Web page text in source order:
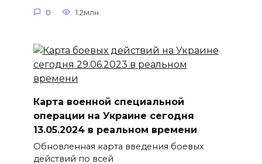
0 1.2млн.
Карта военной специальной
операции на Украине сегодня
13.05.2024 в реальном времени
Обновленная карта введения боевых
действий по всей